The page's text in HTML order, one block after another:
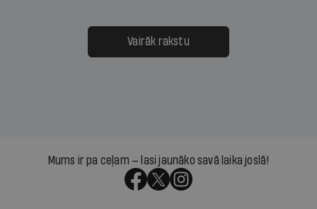
Vairāk rakstu
Mums ir pa ceļam — lasi jaunāko savā laika joslā!